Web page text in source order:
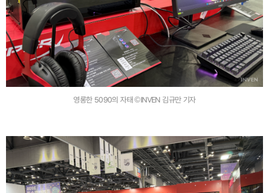
영롱한 5090의 자태 ©INVEN 김규만 기자